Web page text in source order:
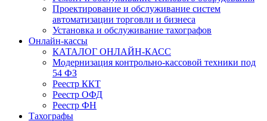
Проектирование и обслуживание систем
автоматизации торговли и бизнеса
Установка и обслуживание тахографов
Онлайн-кассы
КАТАЛОГ ОНЛАЙН-КАСС
Модернизация контрольно-кассовой техники под
54 ФЗ
Реестр ККТ
Реестр ОФД
Реестр ФН
Тахографы